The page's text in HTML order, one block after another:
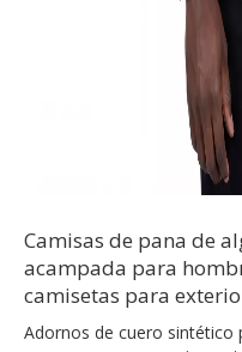
Camisas de pana de
acampada para
camisetas para
Adornos de cuero sintético